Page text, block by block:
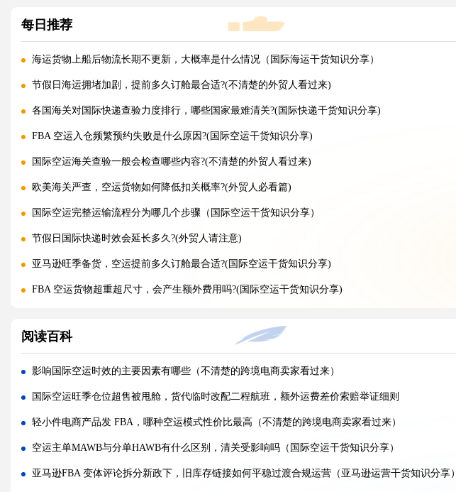
每日推荐
海运货物上船后物流长期不更新，大概率是什么情况（国际海运干货知识分享）
节假日海运拥堵加剧，提前多久订舱最合适?(不清楚的外贸人看过来)
各国海关对国际快递查验力度排行，哪些国家最难清关?(国际快递干货知识分享)
FBA 空运入仓频繁预约失败是什么原因?(国际空运干货知识分享)
国际空运海关查验一般会检查哪些内容?(不清楚的外贸人看过来)
欧美海关严查，空运货物如何降低扣关概率?(外贸人必看篇)
国际空运完整运输流程分为哪几个步骤（国际空运干货知识分享）
节假日国际快递时效会延长多久?(外贸人请注意)
亚马逊旺季备货，空运提前多久订舱最合适?(国际空运干货知识分享)
FBA 空运货物超重超尺寸，会产生额外费用吗?(国际空运干货知识分享)
国际空运价格忽高忽低，由哪些因素决定?(不清楚的外贸人看过来)
旺季临时加急补货，还能申请稀缺空运仓位吗?(不清楚的外贸人看过来)
黑五圣诞空运爆仓，提前多久锁舱可避开港口长时间排队?(不清楚的跨境卖家看过来)
实木托盘无 IPPC 标识，空运落地除销毁外有哪些整改方式(国际空运干货知识分享)
空运到仓长期不上架，如何区分物流延误与亚马逊仓内拥堵?(国际空运干货知识分享)
美仓热门地址，空派派送经常拒收该怎么处理（不清楚的跨境卖家看过来）
阅读百科
影响国际空运时效的主要因素有哪些（不清楚的跨境电商卖家看过来）
国际空运旺季仓位超售被甩舱，货代临时改配二程航班，额外运费差价索赔举证细则
轻小件电商产品发 FBA，哪种空运模式性价比最高（不清楚的跨境电商卖家看过来）
空运主单MAWB与分单HAWB有什么区别，清关受影响吗（国际空运干货知识分享）
亚马逊FBA 变体评论拆分新政下，旧库存链接如何平稳过渡合规运营（亚马逊运营干货知识分享）